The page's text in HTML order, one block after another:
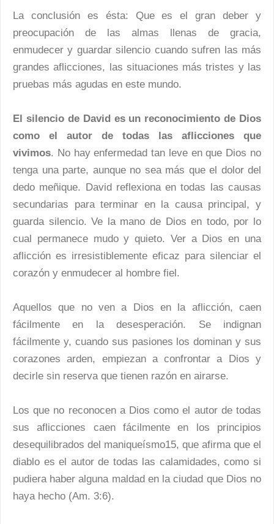
La conclusión es ésta: Que es el gran deber y
preocupación de las almas llenas de gracia,
enmudecer y guardar silencio cuando sufren las más
grandes aflicciones, las situaciones más tristes y las
pruebas más agudas en este mundo.
El silencio de David es un reconocimiento de Dios
como el autor de todas las aflicciones que
vivimos. No hay enfermedad tan leve en que Dios no
tenga una parte, aunque no sea más que el dolor del
dedo meñique. David reflexiona en todas las causas
secundarias para terminar en la causa principal, y
guarda silencio. Ve la mano de Dios en todo, por lo
cual permanece mudo y quieto. Ver a Dios en una
aflicción es irresistiblemente eficaz para silenciar el
corazón y enmudecer al hombre fiel.
Aquellos que no ven a Dios en la aflicción, caen
fácilmente en la desesperación. Se indignan
fácilmente y, cuando sus pasiones los dominan y sus
corazones arden, empiezan a confrontar a Dios y
decirle sin reserva que tienen razón en airarse.
Los que no reconocen a Dios como el autor de todas
sus aflicciones caen fácilmente en los principios
desequilibrados del maniqueísmo15, que afirma que el
diablo es el autor de todas las calamidades, como si
pudiera haber alguna maldad en la ciudad que Dios no
haya hecho (Am. 3:6).